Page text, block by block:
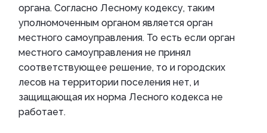
органа. Согласно Лесному кодексу, таким
уполномоченным органом является орган
местного самоуправления. То есть если орган
местного самоуправления не принял
соответствующее решение, то и городских
лесов на территории поселения нет, и
защищающая их норма Лесного кодекса не
работает.